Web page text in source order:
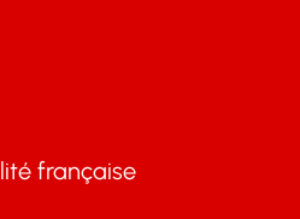
française